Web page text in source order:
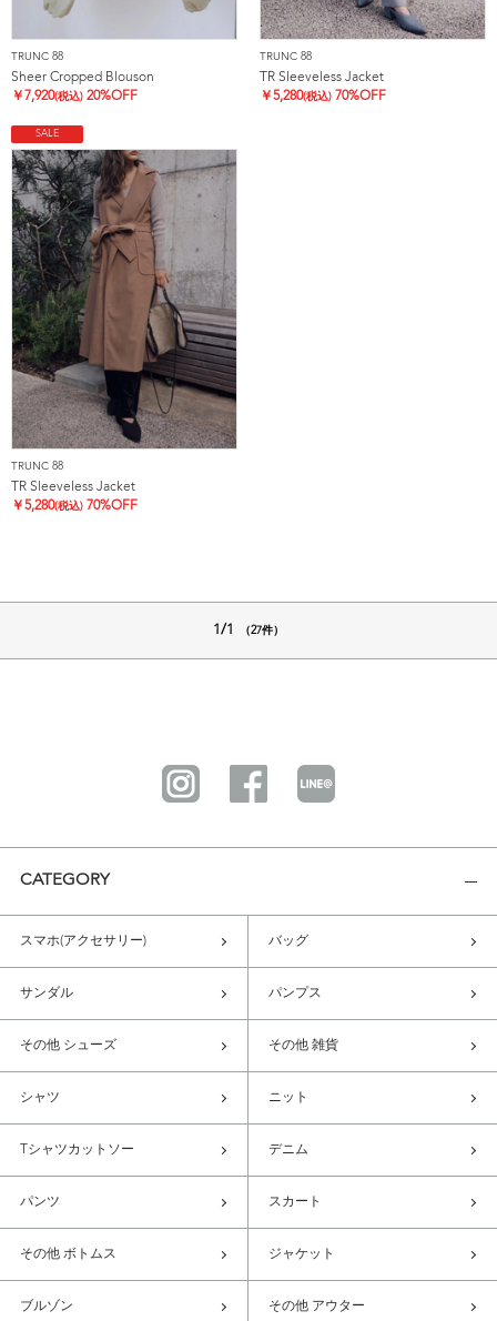
TRUNC 88
Sheer Cropped Blouson
￥ 7,920(税込) 20%OFF
TRUNC 88
TR Sleeveless Jacket
￥5,280(税込) 70%OFF
SALE
TRUNC 88
TR Sleeveless Jacket
￥5,280(税込) 70%OFF
1/1 （27件）
CATEGORY
スマホ(アクセサリー) バッグ
サンダル パンプス
その他 シューズ その他 雑貨
シャツ ニット
Tシャツカットソー デニム
パンツ スカート
その他 ボトムス ジャケット
ブルゾン その他 アウター